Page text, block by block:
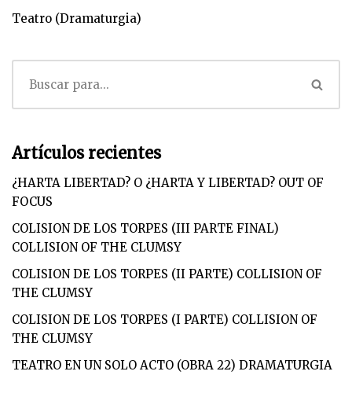
Teatro (Dramaturgia)
Artículos recientes
¿HARTA LIBERTAD? O ¿HARTA Y LIBERTAD? OUT OF
FOCUS
COLISION DE LOS TORPES (III PARTE FINAL)
COLLISION OF THE CLUMSY
COLISION DE LOS TORPES (II PARTE) COLLISION OF
THE CLUMSY
COLISION DE LOS TORPES (I PARTE) COLLISION OF
THE CLUMSY
TEATRO EN UN SOLO ACTO (OBRA 22) DRAMATURGIA